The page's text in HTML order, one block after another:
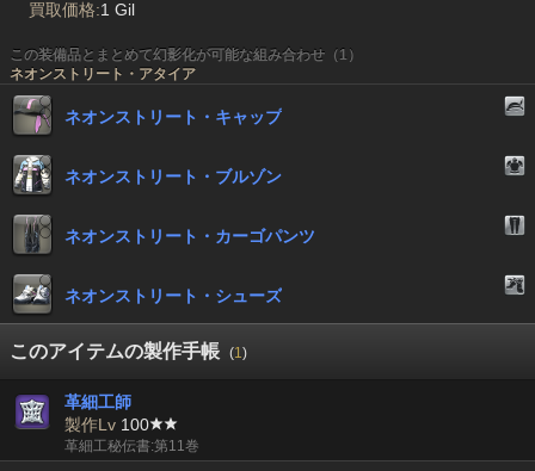
買取価格:1 Gil
この装備品とまとめて幻影化が可能な組み合わせ（1）
ネオンストリート・アタイア
ネオンストリート・キャップ
ネオンストリート・ブルゾン
ネオンストリート・カーゴパンツ
ネオンストリート・シューズ
このアイテムの製作手帳 (1)
革細工師
製作Lv 100
革細工秘伝書:第11巻